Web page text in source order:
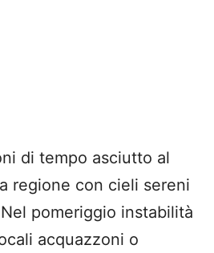
di tempo asciutto al
regione con cieli sereni
pomeriggio instabilità
acquazzoni o